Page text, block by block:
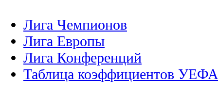
Лига Чемпионов
Лига Европы
Лига Конференций
Таблица коэффициентов УЕФА